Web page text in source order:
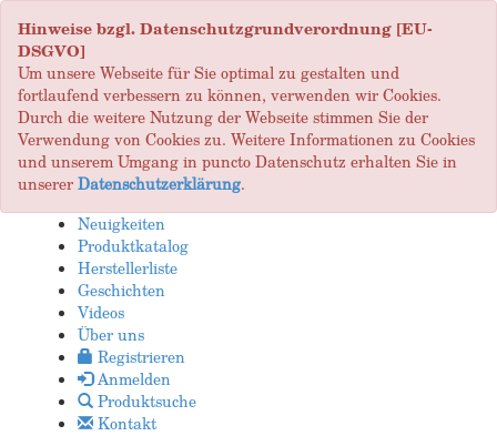
Hinweise bzgl. Datenschutzgrundverordnung [EU-
DSGVO]
Um unsere Webseite für Sie optimal zu gestalten und
fortlaufend verbessern zu können, verwenden wir Cookies.
Durch die weitere Nutzung der Webseite stimmen Sie der
Verwendung von Cookies zu. Weitere Informationen zu Cookies
und unserem Umgang in puncto Datenschutz erhalten Sie in
unsererDatenschutzerklärung.
Neuigkeiten
Produktkatalog
Herstellerliste
Geschichten
Videos
Über uns
Registrieren
Anmelden
Produktsuche
Kontakt